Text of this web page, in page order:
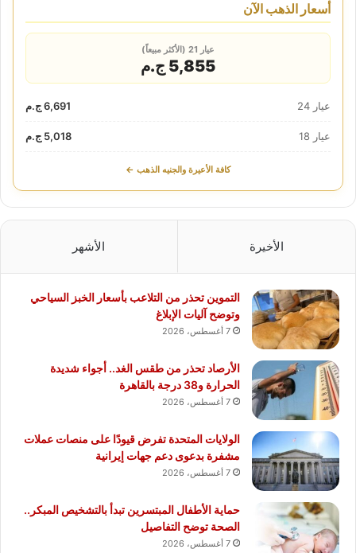
أسعار الذهب الآن
عيار 21 (الأكثر مبيعاً)
5,855 ج.م
عيار 24 6,691 ج.م
عيار 18 5,018 ج.م
كافة الأعيرة والجنيه الذهب ←
الأخيرة الأشهر
التموين تحذر من التلاعب بأسعار الخبز السياحي
وتوضح آليات الإبلاغ
7 أغسطس، 2026
الأرصاد تحذر من طقس الغد.. أجواء شديدة
الحرارة و38 درجة بالقاهرة
7 أغسطس، 2026
الولايات المتحدة تفرض قيودًا على منصات عملات
مشفرة بدعوى دعم جهات إيرانية
7 أغسطس، 2026
حماية الأطفال المبتسرين تبدأ بالتشخيص المبكر..
الصحة توضح التفاصيل
7 أغسطس، 2026